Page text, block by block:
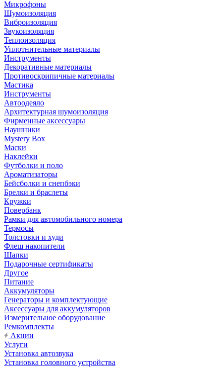
Микрофоны
Шумоизоляция
Виброизоляция
Звукоизоляция
Теплоизоляция
Уплотнительные материалы
Инструменты
Декоративные материалы
Противоскрипичные материалы
Мастика
Инструменты
Автоодеяло
Архитектурная шумоизоляция
Фирменные аксессуары
Наушники
Mystery Box
Маски
Наклейки
Футболки и поло
Ароматизаторы
Бейсболки и снепбэки
Брелки и браслеты
Кружки
Повербанк
Рамки для автомобильного номера
Термосы
Толстовки и худи
Флеш накопители
Шапки
Подарочные сертификаты
Другое
Питание
Аккумуляторы
Генераторы и комплектующие
Аксессуары для аккумуляторов
Измерительное оборудование
Ремкомплекты
Акции
Услуги
Установка автозвука
Установка головного устройства